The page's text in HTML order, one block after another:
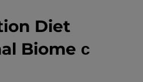
Diet
Biome с